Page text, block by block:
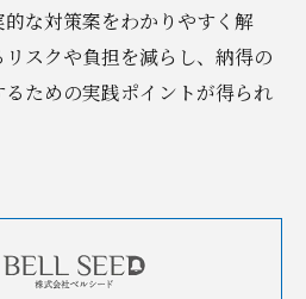
な対策案をわかりやすく解
スクや負担を減らし、納得の
ための実践ポイントが得られ